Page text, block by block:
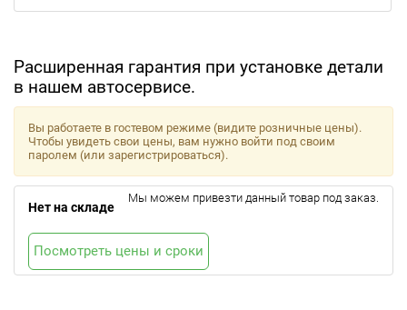
Расширенная гарантия при установке детали
в нашем автосервисе.
Вы работаете в гостевом режиме (видите розничные цены).
Чтобы увидеть свои цены, вам нужно войти под своим
паролем (или зарегистрироваться).
Нет на складе
Мы можем привезти данный товар под заказ.
Посмотреть цены и сроки